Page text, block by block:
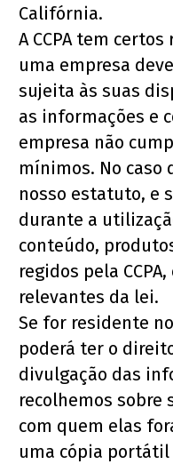
Califórnia.
A CCPA tem
uma empresa
sujeita às suas
as informações e
empresa não
mínimos. No caso
nosso estatuto, e
durante a
conteúdo,
regidos pela
relevantes da lei.
Se for residente
poderá ter o
divulgação das
recolhemos sobre
com quem elas
uma cópia